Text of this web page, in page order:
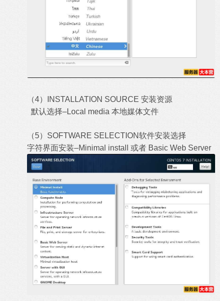
（4）INSTALLATION SOURCE 安装资源
默认选择–Local media 本地媒体文件
（5）SOFTWARE SELECTION软件安装选择
字符界面安装–Minimal install 或者 Basic Web Server